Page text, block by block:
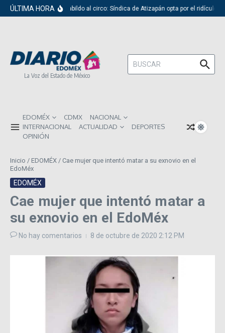
Saltar al contenido
ÚLTIMA HORADel cabildo al circo: Síndica de Atizapán opta por el ridículo
La Voz del Estado de México
Buscar:
EDOMÉX CDMX
NACIONAL
INTERNACIONAL
ACTUALIDAD
DEPORTES
OPINIÓN
Inicio / EDOMÉX / Cae mujer que intentó matar a su exnovio en el
EdoMéx
EDOMÉX
Cae mujer que intentó matar a
su exnovio en el EdoMéx
No hay comentarios 8 de octubre de 2020 2:12 PM